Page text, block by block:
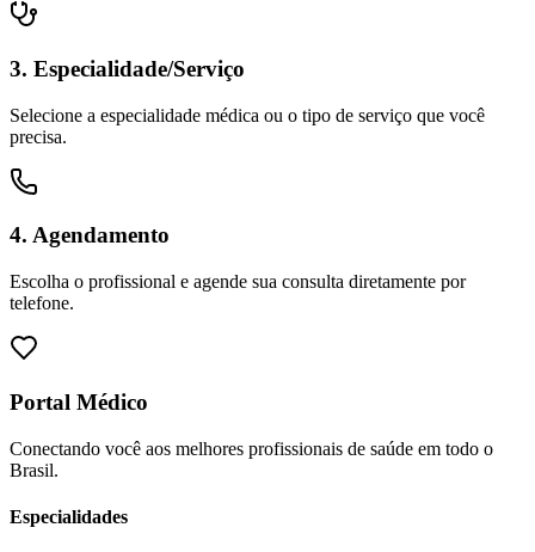
3. Especialidade/Serviço
Selecione a especialidade médica ou o tipo de serviço que você
precisa.
4. Agendamento
Escolha o profissional e agende sua consulta diretamente por
telefone.
Portal Médico
Conectando você aos melhores profissionais de saúde em todo o
Brasil.
Especialidades